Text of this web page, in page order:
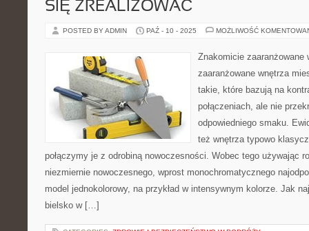
SIĘ ZREALIZOWAĆ
POSTED BY ADMIN PAŹ - 10 - 2025 MOŻLIWOŚĆ
Znakomicie zaaranżowane
zaaranżowane wnętrza
takie, które bazują na
połączeniach, ale nie
odpowiedniego smaku.
też wnętrza typowo
połączymy je z odrobiną nowoczesności. Wobec tego używając
niezmiernie nowoczesnego, wprost monochromatycznego
model jednokolorowy, na przykład w intensywnym kolorze. Jak
bielsko w […]